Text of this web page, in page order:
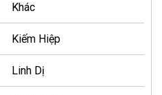
Khác
Kiếm Hiệp
Linh Dị